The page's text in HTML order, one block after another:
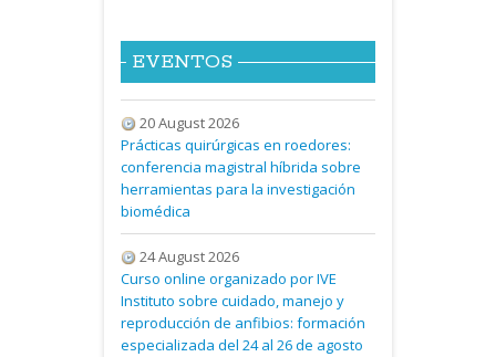
EVENTOS
20 August 2026
Prácticas quirúrgicas en roedores:
conferencia magistral híbrida sobre
herramientas para la investigación
biomédica
24 August 2026
Curso online organizado por IVE
Instituto sobre cuidado, manejo y
reproducción de anfibios: formación
especializada del 24 al 26 de agosto